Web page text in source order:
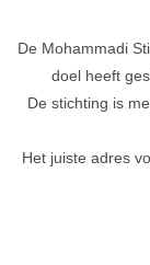
De Mohammadi
doel heeft
De stichting is
Het juiste adres